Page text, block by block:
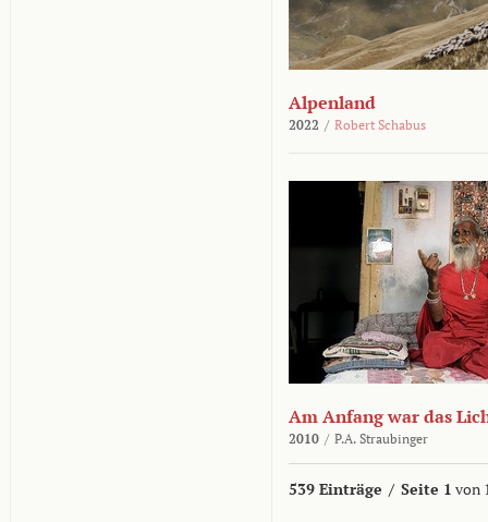
Alpenland
2022 / Robert Schabus
Am Anfang war das
2010 / P.A. Straubinger
539 Einträge / Seite 1 von